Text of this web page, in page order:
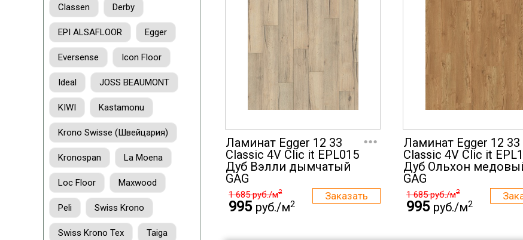
Ламинат Egger 12 33
Classic 4V Clic it EPL015
Дуб Вэлли дымчатый
GAG
...
1 685руб./м2
995 руб./м2
Ламинат Egger 12 33
Classic 4V Clic it
Дуб Ольхон
GAG
1 685руб./м2
995 руб./м2
Classen Derby
EPI ALSAFLOOR Egger
Eversense Icon Floor
Ideal JOSS BEAUMONT
KIWI Kastamonu
Krono Swisse (Швейцария)
Kronospan La Moena
Loc Floor Maxwood
Peli Swiss Krono
Swiss Krono Tex Taiga